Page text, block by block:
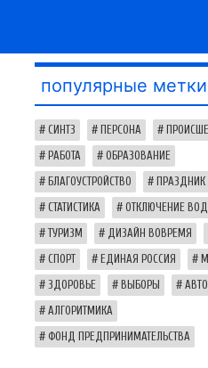
популярные метки
СИНТЗ ПЕРСОНА
РАБОТА ОБРАЗОВАНИЕ
БЛАГОУСТРОЙСТВО ПРАЗДНИК
СТАТИСТИКА ОТКЛЮЧЕНИЕ
ТУРИЗМ ДИЗАЙН ВОВРЕМЯ
СПОРТ ЕДИНАЯ РОССИЯ
ЗДОРОВЬЕ ВЫБОРЫ АВТО
АЛГОРИТМИКА
ФОНД ПРЕДПРИНИМАТЕЛЬСТВА